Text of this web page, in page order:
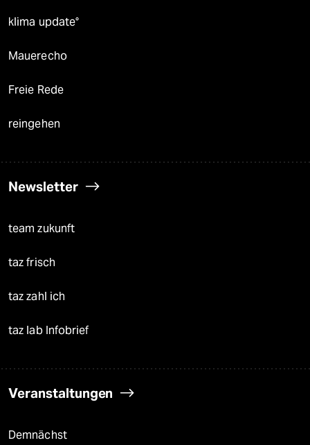
klima update°
Mauerecho
Freie Rede
reingehen
Newsletter
team zukunft
taz frisch
taz zahl ich
taz lab Infobrief
Veranstaltungen
Demnächst